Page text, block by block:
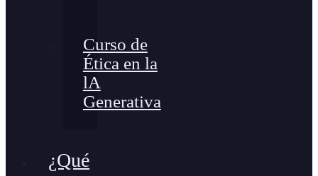
Curso de
Ética en la
lA
Generativa
¿Qué